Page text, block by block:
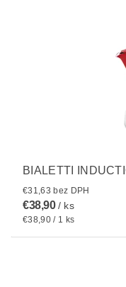
BIALETTI
€31,63 bez DPH
€38,90/ ks
€38,90 / 1 ks